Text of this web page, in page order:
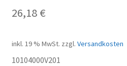
26,18 €
inkl. 19 % MwSt. zzgl. Versandkosten
10104000V201